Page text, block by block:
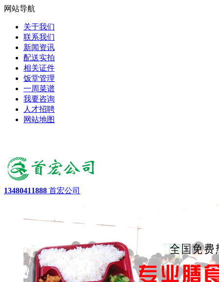
网站导航
关于我们
联系我们
新闻资讯
配送实拍
相关证件
饭堂管理
一周菜谱
我要咨询
人才招聘
网站地图
13480411888 首宏公司